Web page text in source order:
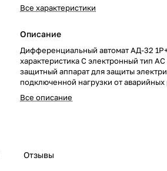
Все характеристики
Описание
Дифференциальный автомат АД-32
характеристика C электронный тип
защитный аппарат для защиты
подключенной нагрузки от
параметрам: ток 16А, ток 16,
защиты IP20. Подходит для
Все описание
Отзывы